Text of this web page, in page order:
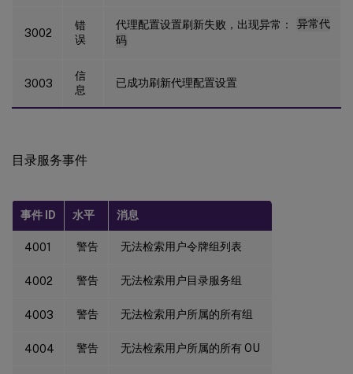
3002
错
误
代理配置设置刷新失败，出现异常：
异常代
码
3003
信
息
已成功刷新代理配置设置
目录服务事件
事件 ID 水平 消息
4001 警告 无法检索用户令牌组列表
4002 警告 无法检索用户目录服务组
4003 警告 无法检索用户所属的所有组
4004 警告 无法检索用户所属的所有 OU